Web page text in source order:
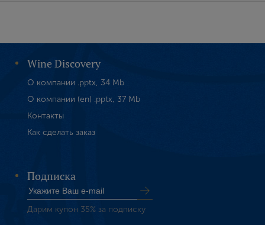
Wine Discovery
О компании .pptx, 34 Mb
О компании (en) .pptx, 37 Mb
Контакты
Как сделать заказ
Подписка
Дарим купон 35% за подписку